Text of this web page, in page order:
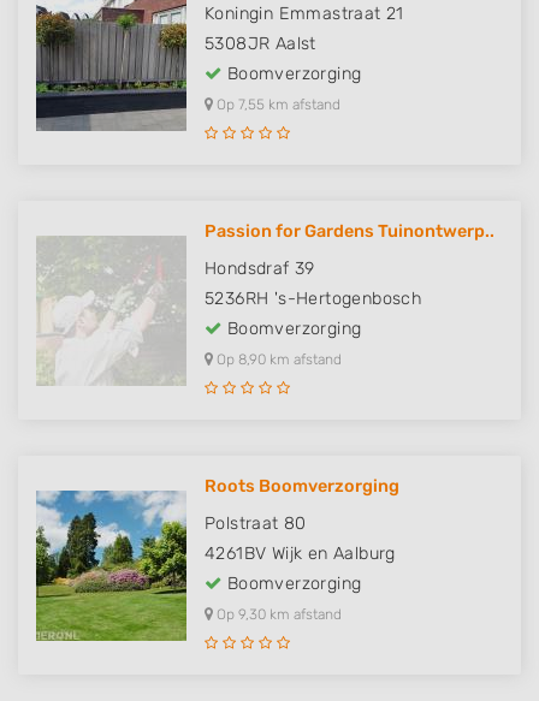
Koningin Emmastraat 21
5308JR Aalst
Boomverzorging
Op 7,55 km afstand
Passion for Gardens Tuinontwerp..
Hondsdraf 39
5236RH 's-Hertogenbosch
Boomverzorging
Op 8,90 km afstand
Roots Boomverzorging
Polstraat 80
4261BV Wijk en Aalburg
Boomverzorging
Op 9,30 km afstand